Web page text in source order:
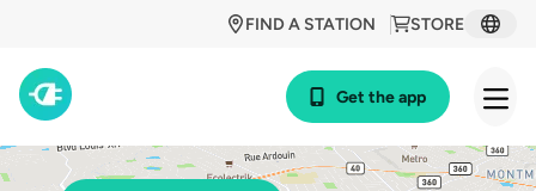
STORE
FIND A STATION
Get the app